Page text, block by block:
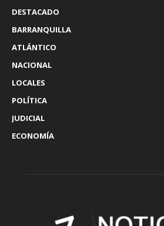
DESTACADO
BARRANQUILLA
ATLÁNTICO
NACIONAL
LOCALES
POLÍTICA
JUDICIAL
ECONOMÍA